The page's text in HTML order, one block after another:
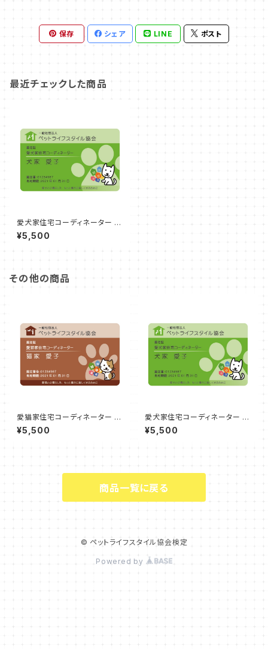
保存 シェア LINE ポスト
最近チェックした商品
愛犬家住宅コーディネーター 更
新 申込
¥5,500
その他の商品
愛猫家住宅コーディネーター 更
新 申込
¥5,500
愛犬家住宅コーディネーター 更
新 申込
¥5,500
商品一覧に戻る
© ペットライフスタイル協会検定
Powered by